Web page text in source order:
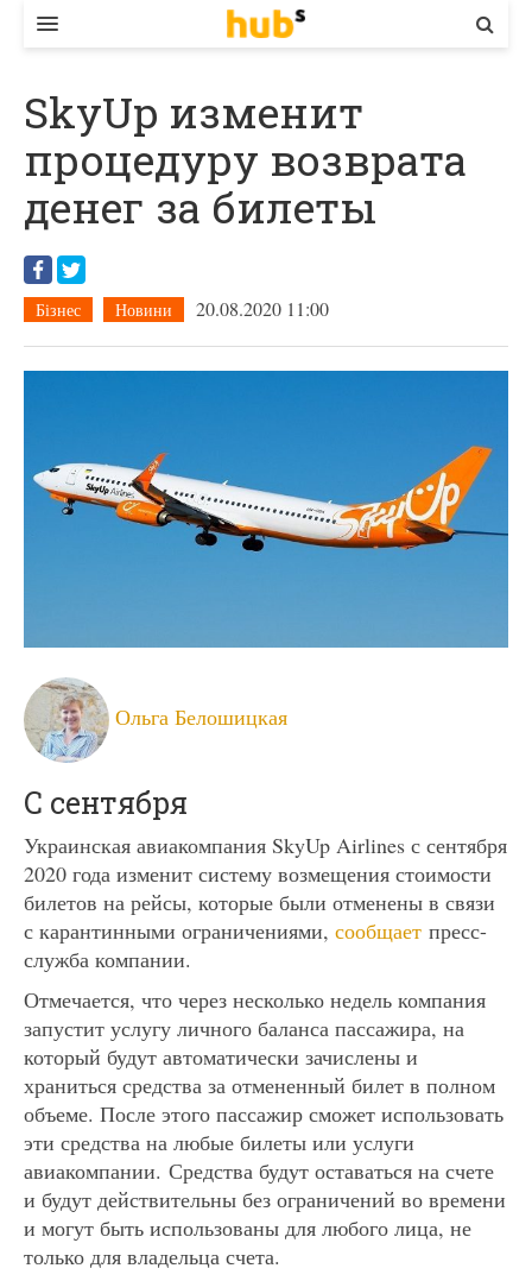
ЕКОНОМІКА
БІЗНЕС
СТАРТЕР
КОНТАКТИ
SkyUp изменит
процедуру возврата
денег за билеты
Бізнес Новини 20.08.2020 11:00
Ольга Белошицкая
С сентября
Украинская авиакомпания SkyUp Airlines с сентября
2020 года изменит систему возмещения стоимости
билетов на рейсы, которые были отменены в связи
с карантинными ограничениями, сообщает пресс-
служба компании.
Отмечается, что через несколько недель компания
запустит услугу личного баланса пассажира, на
который будут автоматически зачислены и
храниться средства за отмененный билет в полном
объеме. После этого пассажир сможет использовать
эти средства на любые билеты или услуги
авиакомпании. Средства будут оставаться на счете
и будут действительны без ограничений во времени
и могут быть использованы для любого лица, не
только для владельца счета.